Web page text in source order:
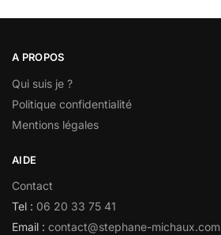
A PROPOS
Qui suis je ?
Politique confidentialité
Mentions légales
AIDE
Contact
Tel : 06 20 33 75 41
Email : contact@stephane-michaux.com